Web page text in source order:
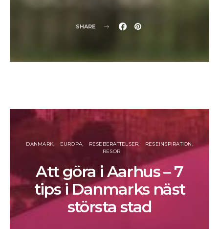
SHARE
DANMARK EUROPA RESEBERÄTTELSER
RESEINSPIRATION
RESOR
Att göra i Aarhus – 7
tips i Danmarks näst
största stad